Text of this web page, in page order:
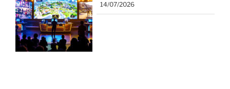
14/07/2026